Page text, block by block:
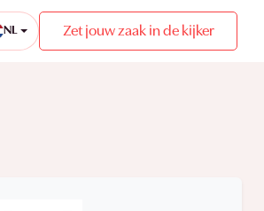
NL Zet jouw zaak in de kijker